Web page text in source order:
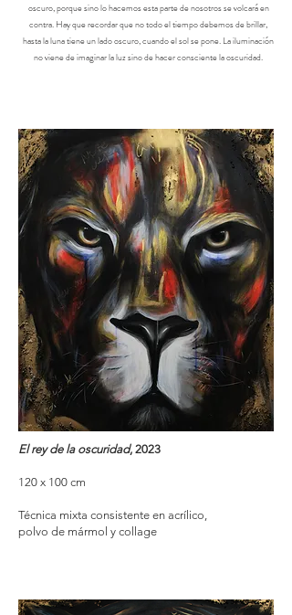
oscuro, porque sino lo hacemos esta parte de nosotros se volcará en
contra. Hay que recordar que no todo el tiempo debemos de brillar,
hasta la luna tiene un lado oscuro, cuando el sol se pone. La iluminación
no viene de imaginar la luz sino de hacer consciente la oscuridad.
El rey de la oscuridad, 2023
120 x 100 cm
Técnica mixta consistente en acrílico,
polvo de mármol y collage